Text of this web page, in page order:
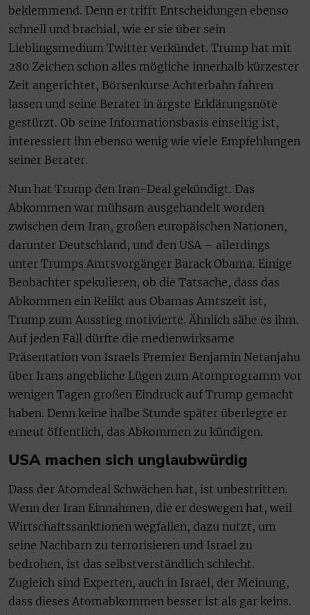
beklemmend. Denn er trifft Entscheidungen ebenso
schnell und brachial, wie er sie über sein
Lieblingsmedium Twitter verkündet. Trump hat mit
280 Zeichen schon alles mögliche innerhalb kürzester
Zeit angerichtet, Börsenkurse Achterbahn fahren
lassen und seine Berater in ärgste Erklärungsnöte
gestürzt. Ob seine Informationsbasis einseitig ist,
interessiert ihn ebenso wenig wie viele Empfehlungen
seiner Berater.
Nun hat Trump den Iran-Deal gekündigt. Das
Abkommen war mühsam ausgehandelt worden
zwischen dem Iran, großen europäischen Nationen,
darunter Deutschland, und den USA – allerdings
unter Trumps Amtsvorgänger Barack Obama. Einige
Beobachter spekulieren, ob die Tatsache, dass das
Abkommen ein Relikt aus Obamas Amtszeit ist,
Trump zum Ausstieg motivierte. Ähnlich sähe es ihm.
Auf jeden Fall dürfte die medienwirksame
Präsentation von Israels Premier Benjamin Netanjahu
über Irans angebliche Lügen zum Atomprogramm vor
wenigen Tagen großen Eindruck auf Trump gemacht
haben. Denn keine halbe Stunde später überlegte er
erneut öffentlich, das Abkommen zu kündigen.
USA machen sich unglaubwürdig
Dass der Atomdeal Schwächen hat, ist unbestritten.
Wenn der Iran Einnahmen, die er deswegen hat, weil
Wirtschaftssanktionen wegfallen, dazu nutzt, um
seine Nachbarn zu terrorisieren und Israel zu
bedrohen, ist das selbstverständlich schlecht.
Zugleich sind Experten, auch in Israel, der Meinung,
dass dieses Atomabkommen besser ist als gar keins.